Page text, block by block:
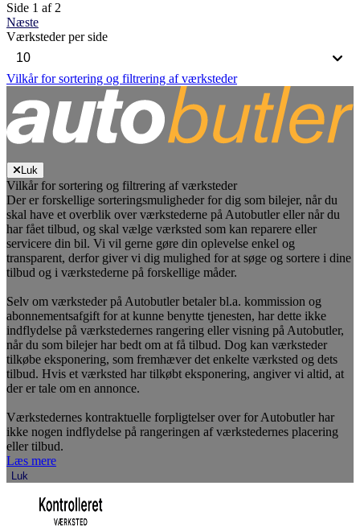
Side 1 af 2
Næste
Værksteder per side
Vilkår for sortering og filtrering af værksteder
Luk
Vilkår for sortering og filtrering af værksteder
Der er forskellige sorteringsmuligheder for dig som bilejer, når du
skal have et overblik over værkstederne på Autobutler eller når du
har fået tilbud, og skal vælge værksted som kan reparere eller
servicere din bil. Vi vil gerne gøre din oplevelse enkel og
transparent, derfor giver vi dig mulighed for at søge og sortere i dine
tilbud og i værkstederne på forskellige måder.
Selv om værksteder på Autobutler betaler bl.a. kommission og
abonnementsafgift for at kunne benytte tjenesten, har dette ikke
indflydelse på værkstedernes rangering eller visning på Autobutler,
når du som bilejer har bedt om at få tilbud. Dog kan værksteder
tilkøbe eksponering, som fremhæver det enkelte værksted og dets
tilbud. Hvis et værksted har tilkøbt eksponering, angiver vi altid, at
der er tale om en annonce.
Værkstedernes kontraktuelle forpligtelser over for Autobutler har
ikke nogen indflydelse på rangeringen af værkstedernes placering
eller tilbud.
Læs mere
Luk